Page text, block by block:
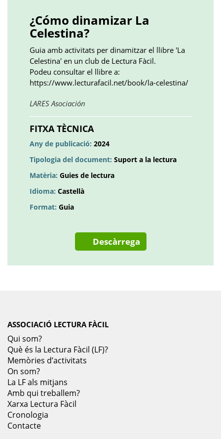
¿Cómo dinamizar La
Celestina?
Guia amb activitats per dinamitzar el llibre 'La
Celestina' en un club de Lectura Fàcil.
Podeu consultar el llibre a:
https://www.lecturafacil.net/book/la-celestina/
LARES Asociación
una
pestanya
nova
FITXA TÈCNICA
Any de publicació: 2024
Tipologia del document: Suport a la lectura
Matèria: Guies de lectura
Idioma: Castellà
Format: Guia
Descàrrega
ASSOCIACIÓ LECTURA FÀCIL
Qui som?
Què és la Lectura Fàcil (LF)?
Memòries d’activitats
On som?
La LF als mitjans
Amb qui treballem?
Xarxa Lectura Fàcil
Cronologia
Contacte